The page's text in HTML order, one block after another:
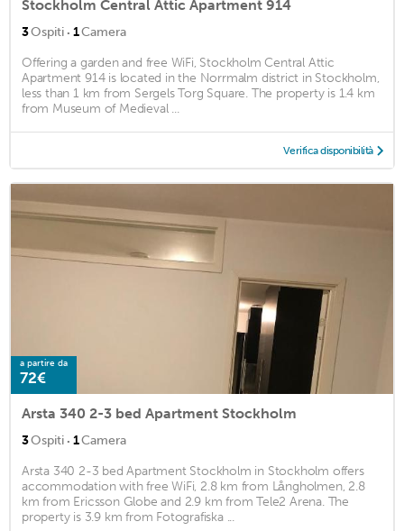
Stockholm Central Attic Apartment 914
3Ospiti · 1Camera
Offering a garden and free WiFi, Stockholm Central Attic
Apartment 914 is located in the Norrmalm district in Stockholm,
less than 1 km from Sergels Torg Square. The property is 1.4 km
from Museum of Medieval ...
Verifica disponibilità
a partire da
72€
Arsta 340 2-3 bed Apartment Stockholm
3Ospiti · 1Camera
Arsta 340 2-3 bed Apartment Stockholm in Stockholm offers
accommodation with free WiFi, 2.8 km from Långholmen, 2.8
km from Ericsson Globe and 2.9 km from Tele2 Arena. The
property is 3.9 km from Fotografiska ...